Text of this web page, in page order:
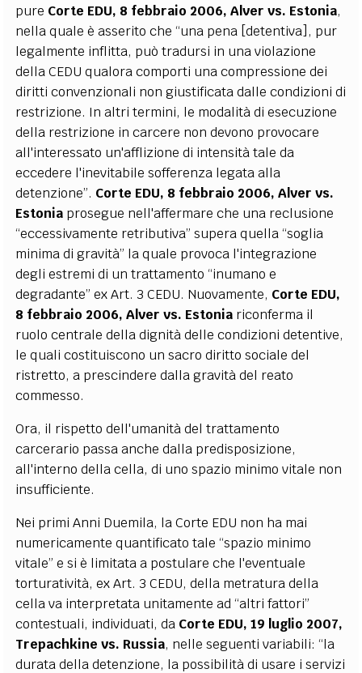
pure Corte EDU, 8 febbraio 2006, Alver vs. Estonia,
nella quale è asserito che “una pena [detentiva], pur
legalmente inflitta, può tradursi in una violazione
della CEDU qualora comporti una compressione dei
diritti convenzionali non giustificata dalle condizioni di
restrizione. In altri termini, le modalità di esecuzione
della restrizione in carcere non devono provocare
all'interessato un'afflizione di intensità tale da
eccedere l'inevitabile sofferenza legata alla
detenzione”. Corte EDU, 8 febbraio 2006, Alver vs.
Estonia prosegue nell'affermare che una reclusione
“eccessivamente retributiva” supera quella “soglia
minima di gravità” la quale provoca l'integrazione
degli estremi di un trattamento “inumano e
degradante” ex Art. 3 CEDU. Nuovamente, Corte EDU,
8 febbraio 2006, Alver vs. Estonia riconferma il
ruolo centrale della dignità delle condizioni detentive,
le quali costituiscono un sacro diritto sociale del
ristretto, a prescindere dalla gravità del reato
commesso.
Ora, il rispetto dell'umanità del trattamento
carcerario passa anche dalla predisposizione,
all'interno della cella, di uno spazio minimo vitale non
insufficiente.
Nei primi Anni Duemila, la Corte EDU non ha mai
numericamente quantificato tale “spazio minimo
vitale” e si è limitata a postulare che l'eventuale
torturatività, ex Art. 3 CEDU, della metratura della
cella va interpretata unitamente ad “altri fattori”
contestuali, individuati, da Corte EDU, 19 luglio 2007,
Trepachkine vs. Russia, nelle seguenti variabili: “la
durata della detenzione, la possibilità di usare i servizi